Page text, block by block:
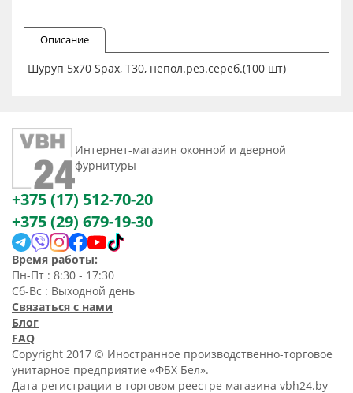
Описание
Шуруп 5x70 Spax, Т30, непол.рез.сереб.(100 шт)
Интернет-магазин оконной и дверной
фурнитуры
+375 (17) 512-70-20
+375 (29) 679-19-30
Время работы:
Пн-Пт : 8:30 - 17:30
Сб-Вс : Выходной день
Связаться с нами
Блог
FAQ
Copyright 2017 © Иностранное производственно-торговое
унитарное предприятие «ФБХ Бел».
Дата регистрации в торговом реестре магазина vbh24.by